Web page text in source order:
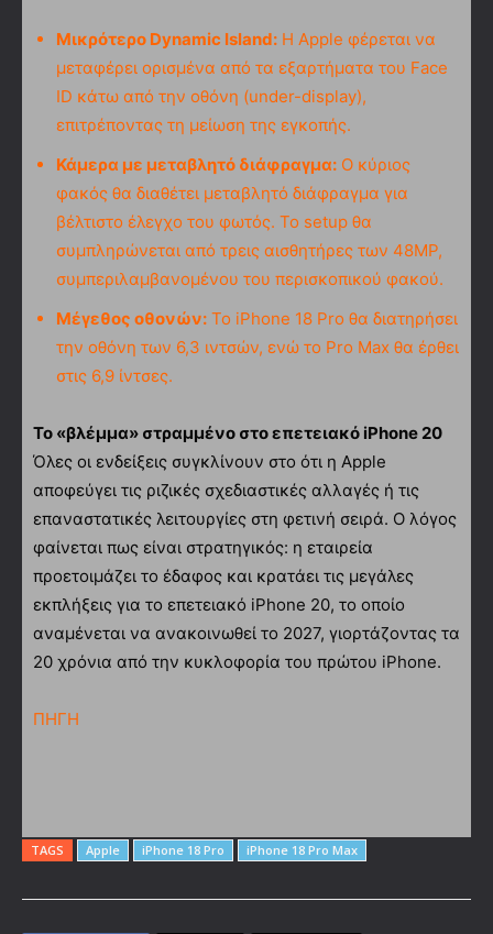
Μικρότερο Dynamic Island: Η Apple φέρεται να
μεταφέρει ορισμένα από τα εξαρτήματα του Face
ID κάτω από την οθόνη (under-display),
επιτρέποντας τη μείωση της εγκοπής.
Κάμερα με μεταβλητό διάφραγμα: Ο κύριος
φακός θα διαθέτει μεταβλητό διάφραγμα για
βέλτιστο έλεγχο του φωτός. Το setup θα
συμπληρώνεται από τρεις αισθητήρες των 48MP,
συμπεριλαμβανομένου του περισκοπικού φακού.
Μέγεθος οθονών: Το iPhone 18 Pro θα διατηρήσει
την οθόνη των 6,3 ιντσών, ενώ το Pro Max θα έρθει
στις 6,9 ίντσες.
Το «βλέμμα» στραμμένο στο επετειακό iPhone 20
Όλες οι ενδείξεις συγκλίνουν στο ότι η Apple
αποφεύγει τις ριζικές σχεδιαστικές αλλαγές ή τις
επαναστατικές λειτουργίες στη φετινή σειρά. Ο λόγος
φαίνεται πως είναι στρατηγικός: η εταιρεία
προετοιμάζει το έδαφος και κρατάει τις μεγάλες
εκπλήξεις για το επετειακό iPhone 20, το οποίο
αναμένεται να ανακοινωθεί το 2027, γιορτάζοντας τα
20 χρόνια από την κυκλοφορία του πρώτου iPhone.
ΠΗΓΗ
TAGS Apple iPhone 18 Pro iPhone 18 Pro Max